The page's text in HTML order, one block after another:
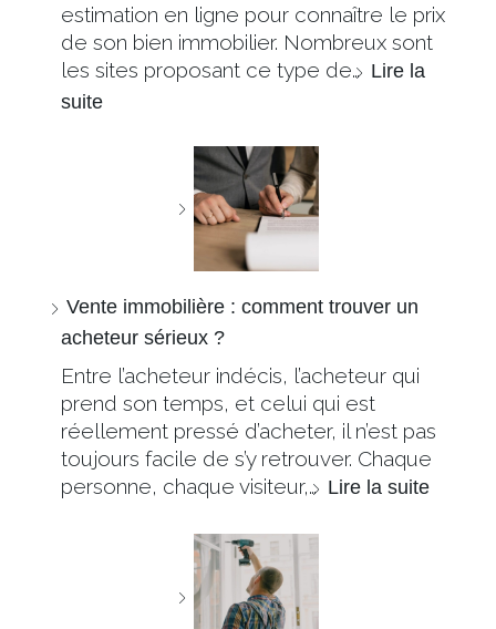
estimation en ligne pour connaître le prix
de son bien immobilier. Nombreux sont
les sites proposant ce type de… Lire la
suite
Vente immobilière : comment trouver un
acheteur sérieux ?
Entre l’acheteur indécis, l’acheteur qui
prend son temps, et celui qui est
réellement pressé d’acheter, il n’est pas
toujours facile de s’y retrouver. Chaque
personne, chaque visiteur,… Lire la suite